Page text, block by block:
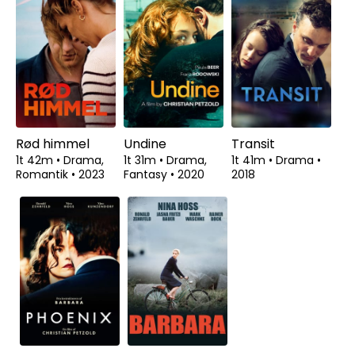
Rød himmel
1t 42m • Drama,
Romantik • 2023
Undine
1t 31m • Drama,
Fantasy • 2020
Transit
1t 41m • Drama •
2018